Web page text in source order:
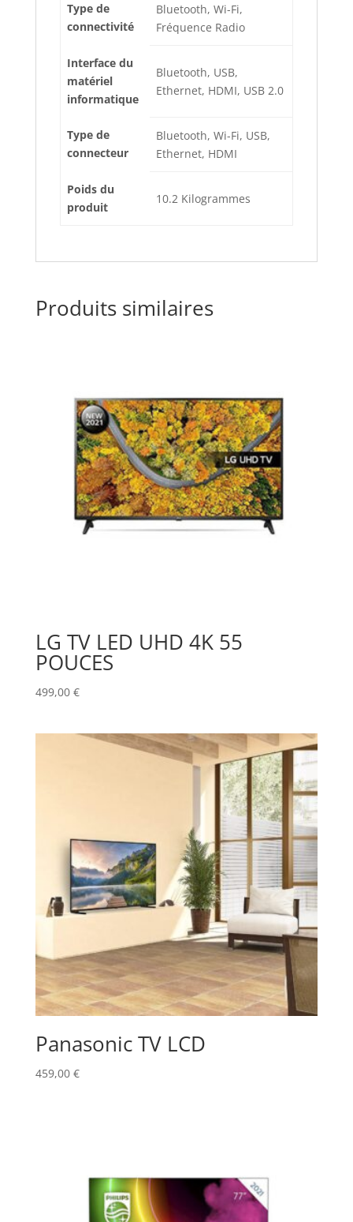
Type de
connectivité
‎Bluetooth, Wi-Fi,
Fréquence Radio
Interface du
matériel
informatique
‎Bluetooth, USB,
Ethernet, HDMI, USB 2.0
Type de
connecteur
‎Bluetooth, Wi-Fi, USB,
Ethernet, HDMI
Poids du
produit
‎10.2 Kilogrammes
Produits similaires
LG TV LED UHD 4K 55
POUCES
499,00 €
Panasonic TV LCD
459,00 €